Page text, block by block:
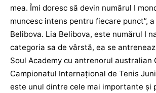
mea. Îmi doresc să devin numărul I
muncesc intens pentru fiecare punct”,
Belibova. Lia Belibova, este numărul I
categoria sa de vârstă, ea se
Soul Academy cu antrenorul australian
Campionatul Internațional de Tenis
este unul dintre cele mai importante și